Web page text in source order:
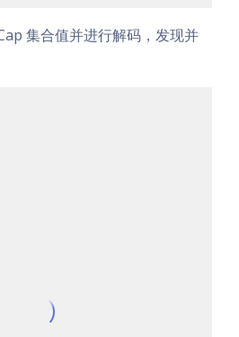
集合值并进行解码，发现并